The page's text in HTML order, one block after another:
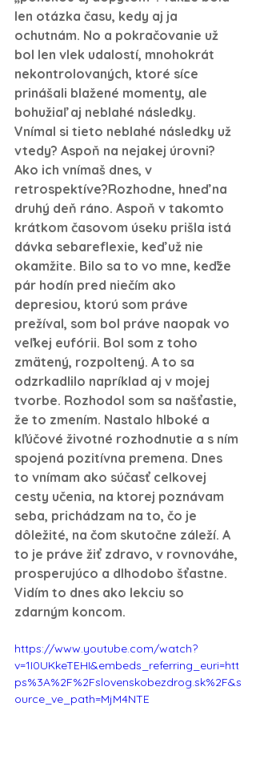
len otázka času, kedy aj ja
ochutnám. No a pokračovanie už
bol len vlek udalostí, mnohokrát
nekontrolovaných, ktoré síce
prinášali blažené momenty, ale
bohužiaľ aj neblahé následky.
Vnímal si tieto neblahé následky už
vtedy? Aspoň na nejakej úrovni?
Ako ich vnímaš dnes, v
retrospektíve?Rozhodne, hneď na
druhý deň ráno. Aspoň v takomto
krátkom časovom úseku prišla istá
dávka sebareflexie, keď už nie
okamžite. Bilo sa to vo mne, keďže
pár hodín pred niečím ako
depresiou, ktorú som práve
prežíval, som bol práve naopak vo
veľkej eufórii. Bol som z toho
zmätený, rozpoltený. A to sa
odzrkadlilo napríklad aj v mojej
tvorbe. Rozhodol som sa našťastie,
že to zmením. Nastalo hlboké a
kľúčové životné rozhodnutie a s ním
spojená pozitívna premena. Dnes
to vnímam ako súčasť celkovej
cesty učenia, na ktorej poznávam
seba, prichádzam na to, čo je
dôležité, na čom skutočne záleží. A
to je práve žiť zdravo, v rovnováhe,
prosperujúco a dlhodobo šťastne.
Vidím to dnes ako lekciu so
zdarným koncom.
https://www.youtube.com/watch?
v=1I0UKkeTEHI&embeds_referring_euri=htt
ps%3A%2F%2Fslovenskobezdrog.sk%2F&s
ource_ve_path=MjM4NTE